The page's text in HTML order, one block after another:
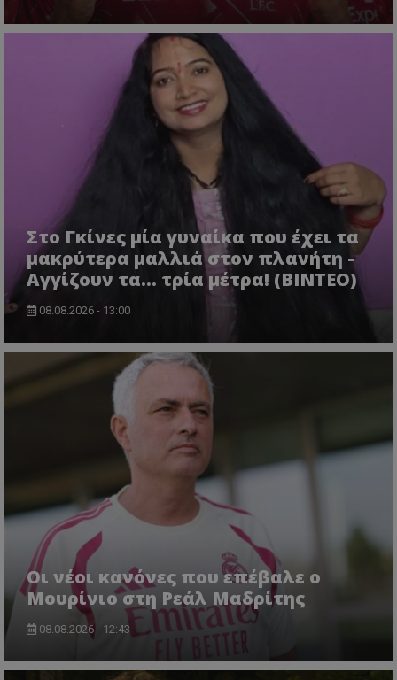
Στο Γκίνες μία γυναίκα που έχει τα
μακρύτερα μαλλιά στον πλανήτη -
Αγγίζουν τα... τρία μέτρα! (ΒΙΝΤΕΟ)
08.08.2026 - 13:00
Οι νέοι κανόνες που επέβαλε ο
Μουρίνιο στη Ρεάλ Μαδρίτης
08.08.2026 - 12:43